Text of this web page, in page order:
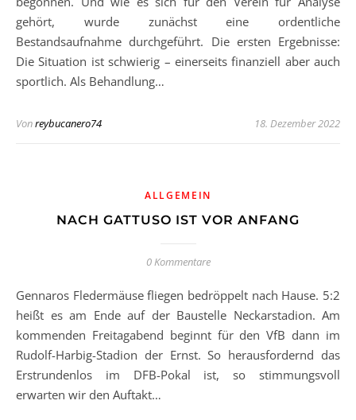
gehört, wurde zunächst eine ordentliche
Bestandsaufnahme durchgeführt. Die ersten Ergebnisse:
Die Situation ist schwierig – einerseits finanziell aber auch
sportlich. Als Behandlung…
Vonreybucanero74 18. Dezember 2022
ALLGEMEIN
NACH GATTUSO IST VOR ANFANG
0 Kommentare
Gennaros Fledermäuse fliegen bedröppelt nach Hause. 5:2
heißt es am Ende auf der Baustelle Neckarstadion. Am
kommenden Freitagabend beginnt für den VfB dann im
Rudolf-Harbig-Stadion der Ernst. So herausfordernd das
Erstrundenlos im DFB-Pokal ist, so stimmungsvoll
erwarten wir den Auftakt…